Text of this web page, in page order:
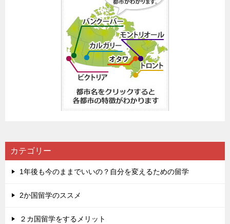
カテゴリー
1年後も今のままでいいの？自分を変えるための留学
2か国留学のススメ
２カ国留学をするメリット